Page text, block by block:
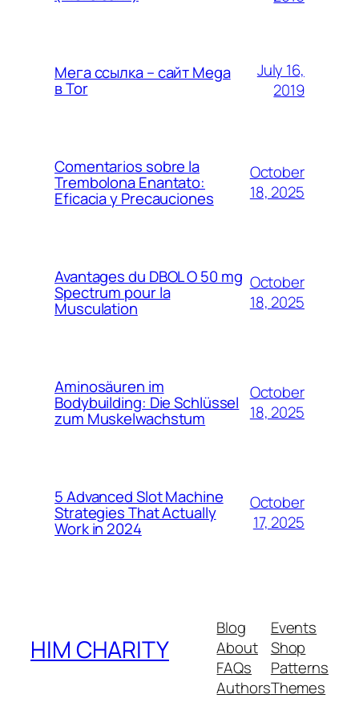
Мега ссылка – сайт Mega
в Tor
July 16,
2019
Comentarios sobre la
Trembolona Enantato:
Eficacia y Precauciones
October
18, 2025
Avantages du DBOL O 50 mg
Spectrum pour la
Musculation
October
18, 2025
Aminosäuren im
Bodybuilding: Die Schlüssel
zum Muskelwachstum
October
18, 2025
5 Advanced Slot Machine
Strategies That Actually
Work in 2024
October
17, 2025
HIM CHARITY
Blog
About
FAQs
Authors
Events
Shop
Patterns
Themes